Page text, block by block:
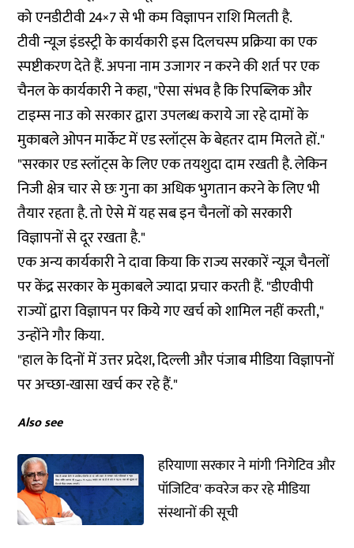
को एनडीटीवी 24×7 से भी कम विज्ञापन राशि मिलती है.
टीवी न्यूज इंडस्ट्री के कार्यकारी इस दिलचस्प प्रक्रिया का एक
स्पष्टीकरण देते हैं. अपना नाम उजागर न करने की शर्त पर एक
चैनल के कार्यकारी ने कहा, "ऐसा संभव है कि रिपब्लिक और
टाइम्स नाउ को सरकार द्वारा उपलब्ध कराये जा रहे दामों के
मुकाबले ओपन मार्केट में एड स्लॉट्स के बेहतर दाम मिलते हों."
"सरकार एड स्लॉट्स के लिए एक तयशुदा दाम रखती है. लेकिन
निजी क्षेत्र चार से छः गुना का अधिक भुगतान करने के लिए भी
तैयार रहता है. तो ऐसे में यह सब इन चैनलों को सरकारी
विज्ञापनों से दूर रखता है."
एक अन्य कार्यकारी ने दावा किया कि राज्य सरकारें न्यूज़ चैनलों
पर केंद्र सरकार के मुकाबले ज्यादा प्रचार करती हैं. "डीएवीपी
राज्यों द्वारा विज्ञापन पर किये गए खर्च को शामिल नहीं करती,"
उन्होंने गौर किया.
"हाल के दिनों में उत्तर प्रदेश, दिल्ली और पंजाब मीडिया विज्ञापनों
पर अच्छा-खासा खर्च कर रहे हैं."
Also see
हरियाणा सरकार ने मांगी 'निगेटिव और
पॉजिटिव' कवरेज कर रहे मीडिया
संस्थानों की सूची